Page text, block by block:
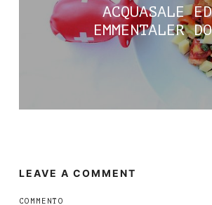
ACQUASALE ED
EMMENTALER
LEAVE A COMMENT
COMMENTO